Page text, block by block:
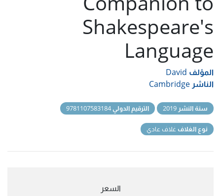
Shakespeare's
Language
المؤلف David
الناشر Cambridge
سنة النشر الترقيم الدولي
نوع الغلاف غلاف عادي
السعر